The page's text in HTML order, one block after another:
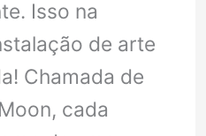
Isso na
de arte
Chamada de
cada